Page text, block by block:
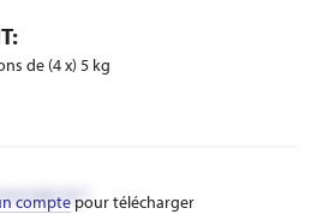
de (4 x) 5 kg
Hi-7
compte pour télécharger